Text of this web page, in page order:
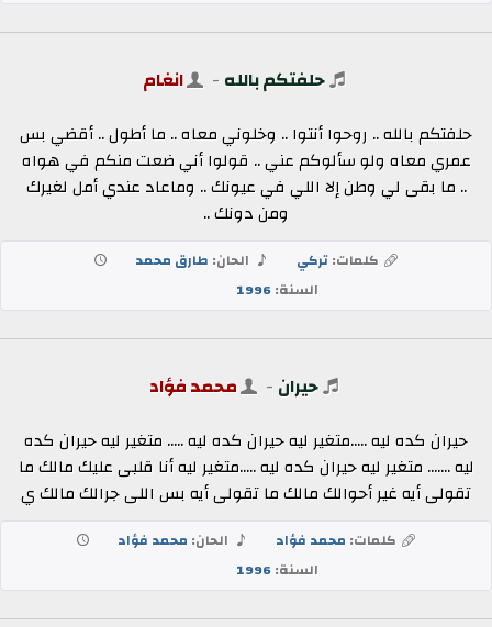
حلفتكم بالله - انغام
حلفتكم بالله .. روحوا أنتوا .. وخلوني معاه .. ما أطول .. أقضي بس
عمري معاه ولو سألوكم عني .. قولوا أني ضعت منكم في هواه
.. ما بقى لي وطن إلا اللي في عيونك .. وماعاد عندي أمل لغيرك
ومن دونك ..
كلمات:تركي الحان: طارق محمد
السنة:1996
حيران - محمد فؤاد
حيران كده ليه .....متغير ليه حيران كده ليه ..... متغير ليه حيران كده
ليه ....... متغير ليه حيران كده ليه .....متغير ليه أنا قلبى عليك مالك ما
تقولى أيه غير أحوالك مالك ما تقولى أيه بس اللى جرالك مالك ي
كلمات: محمد فؤاد الحان: محمد فؤاد
السنة:1996